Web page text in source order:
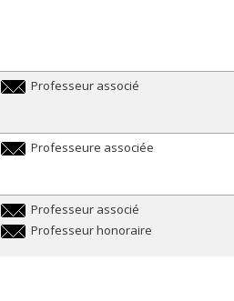
Professeur associé
Professeure associée
pierre.poulin@umontreal.ca
Professeur associé
Professeur honoraire